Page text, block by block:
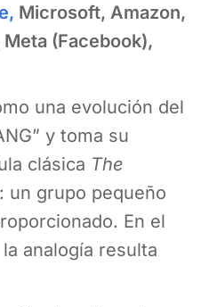
Microsoft, Amazon,
(Facebook),
una evolución del
y toma su
clásica The
: un grupo pequeño
En el
analogía resulta